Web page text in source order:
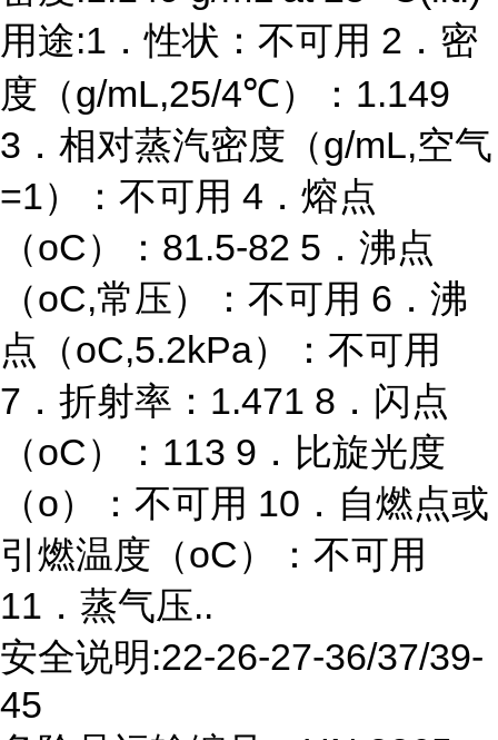
用途:1．性状：不可用 2．密
度（g/mL,25/4℃）：1.149
3．相对蒸汽密度（g/mL,空气
=1）：不可用 4．熔点
（oC）：81.5-82 5．沸点
（oC,常压）：不可用 6．沸
点（oC,5.2kPa）：不可用
7．折射率：1.471 8．闪点
（oC）：113 9．比旋光度
（o）：不可用 10．自燃点或
引燃温度（oC）：不可用
11．蒸气压..
安全说明:22-26-27-36/37/39-
45